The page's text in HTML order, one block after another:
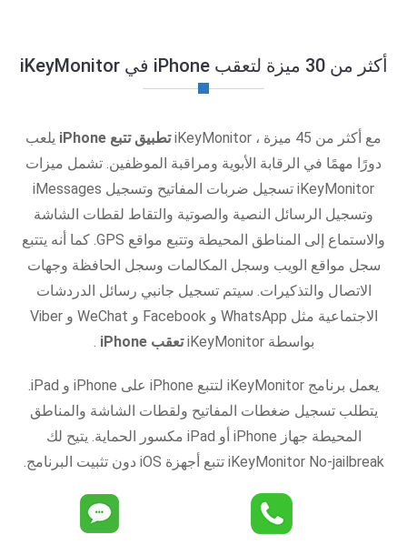
أكثر من 30 ميزة لتعقب iPhone في iKeyMonitor
مع أكثر من 45 ميزة ، iKeyMonitor تطبيق تتبع iPhone
يلعب
دورًا مهمًا في الرقابة الأبوية ومراقبة الموظفين. تشمل ميزات
iKeyMonitor تسجيل ضربات المفاتيح وتسجيل iMessages
وتسجيل الرسائل النصية والصوتية والتقاط لقطات الشاشة
والاستماع إلى المناطق المحيطة وتتبع مواقع GPS. كما أنه يتتبع
سجل مواقع الويب وسجل المكالمات وسجل الحافظة وجهات
الاتصال والتذكيرات. سيتم تسجيل جانبي رسائل الدردشات
الاجتماعية مثل WhatsApp و Facebook و WeChat و Viber
بواسطة iKeyMonitor
تعقب iPhone .
يعمل برنامج iKeyMonitor لتتبع iPhone على iPhone و iPad.
يتطلب تسجيل ضغطات المفاتيح ولقطات الشاشة والمناطق
المحيطة جهاز iPhone أو iPad مكسور الحماية. يتيح لك
iKeyMonitor No-jailbreak تتبع أجهزة iOS دون تثبيت البرنامج.